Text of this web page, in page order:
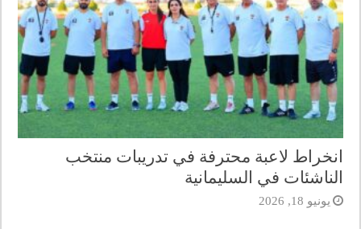
انخراط لاعبة محترفة في تدريبات منتخب
الناشئات في السليمانية
يونيو 18, 2026